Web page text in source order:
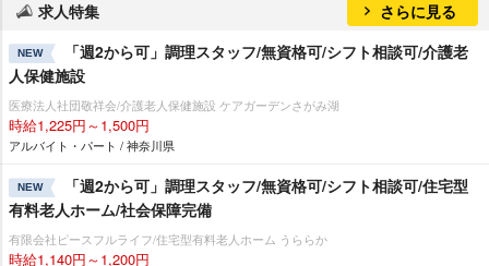
求人特集 さらに見る
NEW
「週2から可」調理スタッフ/無資格可/シフト相談可/介護老
人保健施設
医療法人社団敬祥会/介護老人保健施設 ケアガーデンさがみ湖
時給1,225円～1,500円
アルバイト・パート / 神奈川県
NEW
「週2から可」調理スタッフ/無資格可/シフト相談可/住宅型
有料老人ホーム/社会保障完備
有限会社ピースフルライフ/住宅型有料老人ホーム うららか
時給1,140円～1,200円